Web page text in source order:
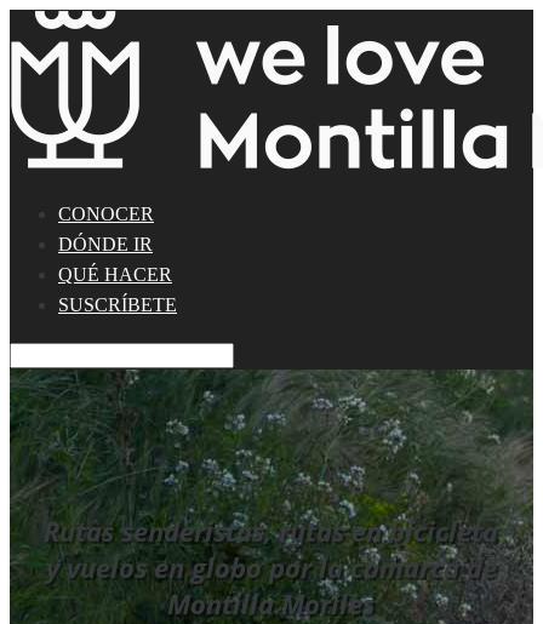
CONOCER
DÓNDE IR
QUÉ HACER
SUSCRÍBETE
Rutas senderistas, rutas en bicicleta
y vuelos en globo por la comarca de
Montilla Moriles